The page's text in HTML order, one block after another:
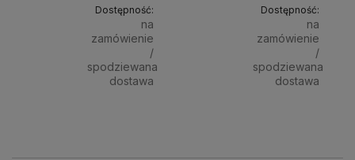
Dostępność:
na
zamówienie
/
spodziewana
dostawa
Dostępność:
na
zamówienie
/
spodziewana
dostawa